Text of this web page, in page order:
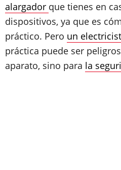
alargador que tienes en
dispositivos, ya que es
práctico. Pero un
práctica puede ser
aparato, sino para la